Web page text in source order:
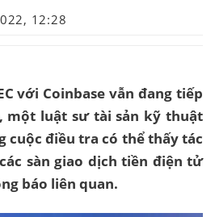
12:28
với Coinbase vẫn đang tiếp
một luật sư tài sản kỹ thuật
cuộc điều tra có thể thấy tác
sàn giao dịch tiền điện tử
báo liên quan.